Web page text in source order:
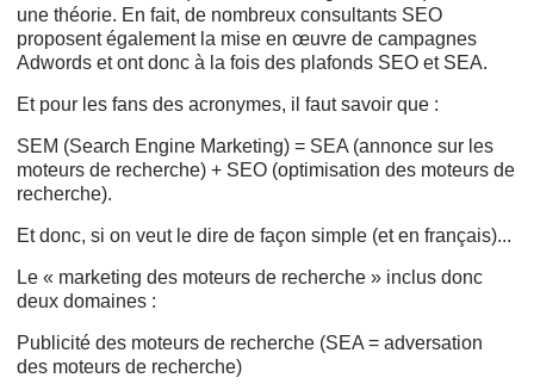
une théorie. En fait, de nombreux consultants SEO
proposent également la mise en œuvre de campagnes
Adwords et ont donc à la fois des plafonds SEO et SEA.
Et pour les fans des acronymes, il faut savoir que :
SEM (Search Engine Marketing) = SEA (annonce sur les
moteurs de recherche) + SEO (optimisation des moteurs de
recherche).
Et donc, si on veut le dire de façon simple (et en français)...
Le « marketing des moteurs de recherche » inclus donc
deux domaines :
Publicité des moteurs de recherche (SEA = adversation
des moteurs de recherche)